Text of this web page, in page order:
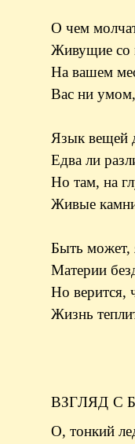
О чем
Живущие со
На вашем
Вас ни
Язык вещей
Едва ли
Но там, на
Живые
Быть может,
Материи
Но верится,
Жизнь
ВЗГЛЯД С
О, тонкий